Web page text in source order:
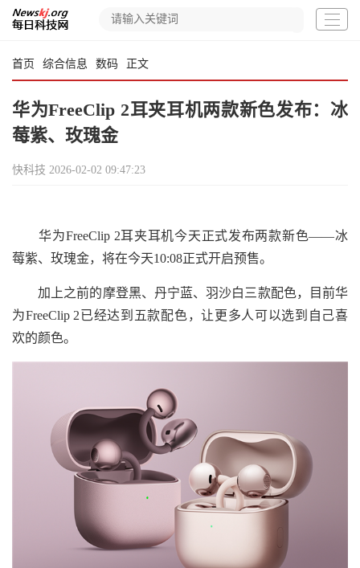
首页 综合信息 数码 正文
华为FreeClip 2耳夹耳机两款新色发布：冰
莓紫、玫瑰金
快科技 2026-02-02 09:47:23
华为FreeClip 2耳夹耳机今天正式发布两款新色——冰
莓紫、玫瑰金，将在今天10:08正式开启预售。
加上之前的摩登黑、丹宁蓝、羽沙白三款配色，目前华
为FreeClip 2已经达到五款配色，让更多人可以选到自己喜
欢的颜色。